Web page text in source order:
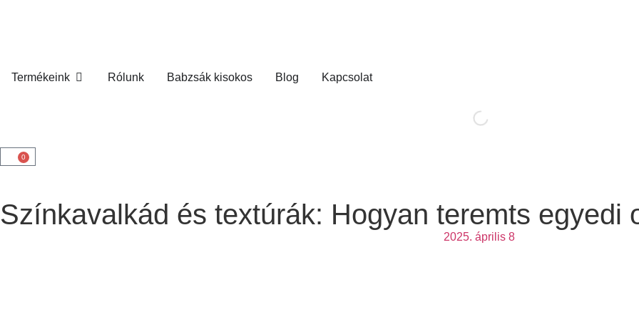
Termékeink Rólunk Babzsák kisokos Blog Kapcsolat
0
Színkavalkád és textúrák: Hogyan teremts egyedi
2025. április 8